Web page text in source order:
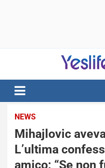
notizie di intrattenimento
NEWS
Mihajlovic
L’ultima
amico: “Se non